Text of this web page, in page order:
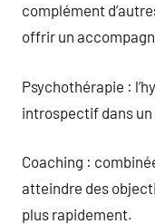
complément
offrir un
Psychothérapie :
introspectif dans
Coaching :
atteindre des
plus rapidement.